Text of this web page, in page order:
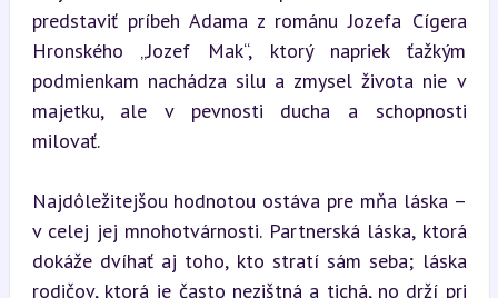
predstaviť príbeh Adama z románu Jozefa Cígera
Hronského „Jozef Mak“, ktorý napriek ťažkým
podmienkam nachádza silu a zmysel života nie v
majetku, ale v pevnosti ducha a schopnosti
milovať.
Najdôležitejšou hodnotou ostáva pre mňa láska –
v celej jej mnohotvárnosti. Partnerská láska, ktorá
dokáže dvíhať aj toho, kto stratí sám seba; láska
rodičov, ktorá je často nezištná a tichá, no drží pri